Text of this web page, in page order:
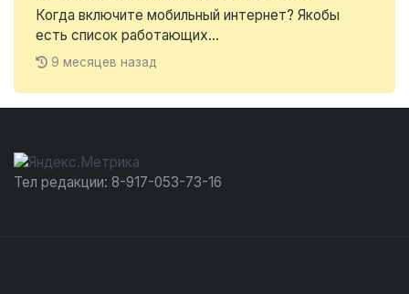
Когда включите мобильный интернет? Якобы
есть список работающих...
9 месяцев назад
Тел редакции: 8-917-053-73-16